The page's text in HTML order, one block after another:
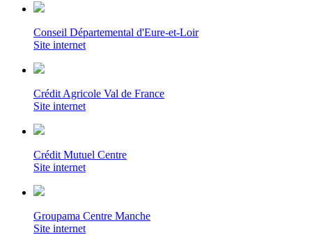
Conseil Départemental d'Eure-et-Loir
Site internet
Crédit Agricole Val de France
Site internet
Crédit Mutuel Centre
Site internet
Groupama Centre Manche
Site internet